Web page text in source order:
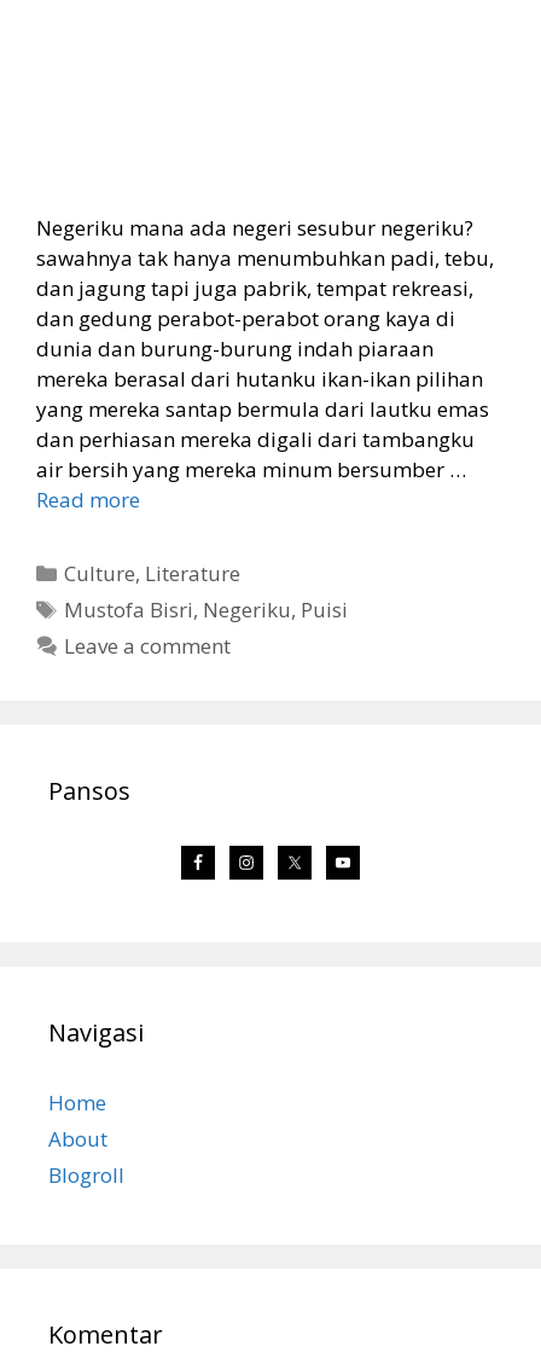
Negeriku mana ada negeri sesubur negeriku?
sawahnya tak hanya menumbuhkan padi, tebu,
dan jagung tapi juga pabrik, tempat rekreasi,
dan gedung perabot-perabot orang kaya di
dunia dan burung-burung indah piaraan
mereka berasal dari hutanku ikan-ikan pilihan
yang mereka santap bermula dari lautku emas
dan perhiasan mereka digali dari tambangku
air bersih yang mereka minum bersumber …
Read more
Categories
Culture, Literature
Tags
Mustofa Bisri, Negeriku, Puisi
Leave a comment
Pansos
Navigasi
Home
About
Blogroll
Komentar